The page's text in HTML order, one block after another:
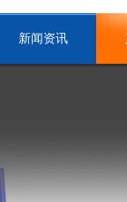
新闻资讯